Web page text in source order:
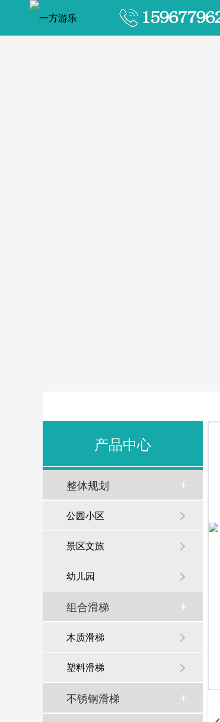
产品中心
整体规划
公园小区
景区文旅
幼儿园
组合滑梯
木质滑梯
塑料滑梯
不锈钢滑梯